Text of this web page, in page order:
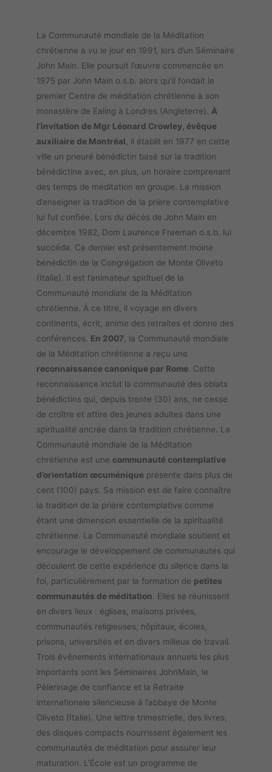
La Communauté mondiale de la Méditation
chrétienne a vu le jour en 1991, lors d’un Séminaire
John Main. Elle poursuit l’œuvre commencée en
1975 par John Main o.s.b. alors qu’il fondait le
premier Centre de méditation chrétienne à son
monastère de Ealing à Londres (Angleterre). À
l’invitation de Mgr Léonard Crowley, évêque
auxiliaire de Montréal , il établit en 1977 en cette
ville un prieuré bénédictin basé sur la tradition
bénédictine avec, en plus, un horaire comprenant
des temps de méditation en groupe. La mission
d’enseigner la tradition de la prière contemplative
lui fut confiée. Lors du décès de John Main en
décembre 1982, Dom Laurence Freeman o.s.b. lui
succéda. Ce dernier est présentement moine
bénédictin de la Congrégation de Monte Oliveto
(Italie). Il est l’animateur spirituel de la
Communauté mondiale de la Méditation
chrétienne. À ce titre, il voyage en divers
continents, écrit, anime des retraites et donne des
conférences. En 2007 , la Communauté mondiale
de la Méditation chrétienne a reçu une
reconnaissance canonique par Rome . Cette
reconnaissance inclut la communauté des oblats
bénédictins qui, depuis trente (30) ans, ne cesse
de croître et attire des jeunes adultes dans une
spiritualité ancrée dans la tradition chrétienne. La
Communauté mondiale de la Méditation
chrétienne est une communauté contemplative
d’orientation œcuménique présente dans plus de
cent (100) pays. Sa mission est de faire connaître
la tradition de la prière contemplative comme
étant une dimension essentielle de la spiritualité
chrétienne. La Communauté mondiale soutient et
encourage le développement de communautés qui
découlent de cette expérience du silence dans la
foi, particulièrement par la formation de petites
communautés de méditation . Elles se réunissent
en divers lieux : églises, maisons privées,
communautés religieuses, hôpitaux, écoles,
prisons, universités et en divers milieux de travail.
Trois événements internationaux annuels les plus
importants sont les Séminaires JohnMain, le
Pèlerinage de confiance et la Retraite
internationale silencieuse à l’abbaye de Monte
Oliveto (Italie). Une lettre trimestrielle, des livres,
des disques compacts nourrissent également les
communautés de méditation pour assurer leur
maturation. L’École est un programme de